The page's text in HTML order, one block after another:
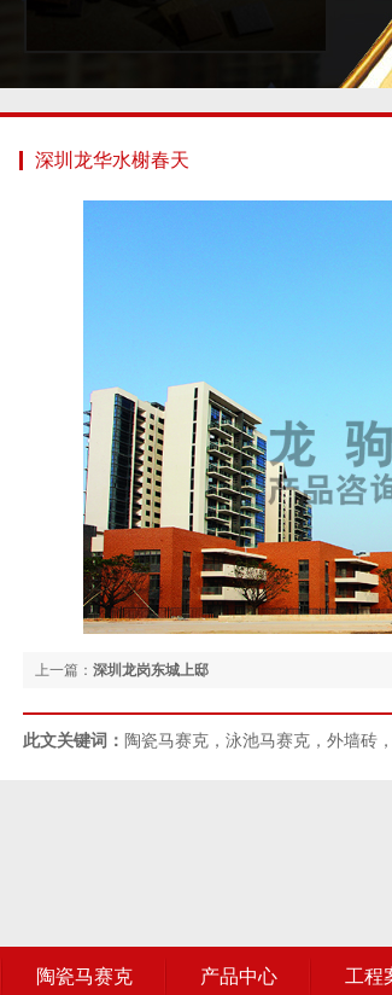
深圳龙华水榭春天
上一篇： 深圳龙岗东城上邸
此文关键词： 陶瓷马赛克，泳池马赛克，外墙砖
陶瓷马赛克 产品中心 工程